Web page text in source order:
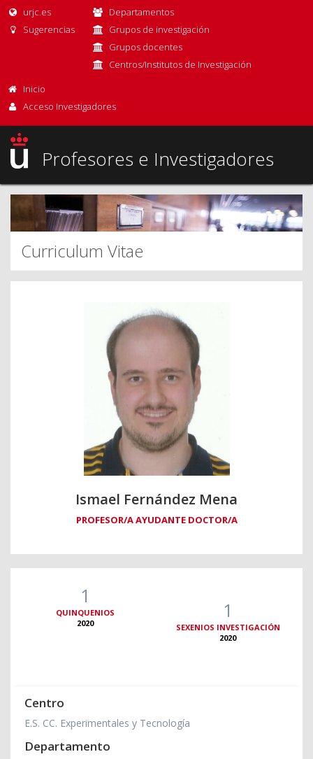
urjc.es
Sugerencias
Departamentos
Grupos de investigación
Grupos docentes
Centros/Institutos de Investigación
Inicio
Acceso Investigadores
Profesores e Investigadores
Curriculum Vitae
Ismael Fernández Mena
PROFESOR/A AYUDANTE DOCTOR/A
1
QUINQUENIOS
2020
1
SEXENIOS INVESTIGACIÓN
2020
Centro
E.S. CC. Experimentales y Tecnología
Departamento